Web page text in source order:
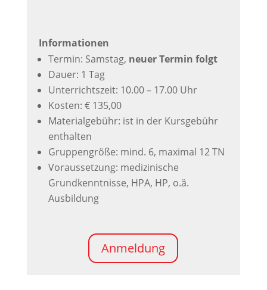
Informationen
Termin: Samstag, neuer Termin folgt
Dauer: 1 Tag
Unterrichtszeit: 10.00 – 17.00 Uhr
Kosten: € 135,00
Materialgebühr: ist in der Kursgebühr
enthalten
Gruppengröße: mind. 6, maximal 12 TN
Voraussetzung: medizinische
Grundkenntnisse, HPA, HP, o.ä.
Ausbildung
Anmeldung